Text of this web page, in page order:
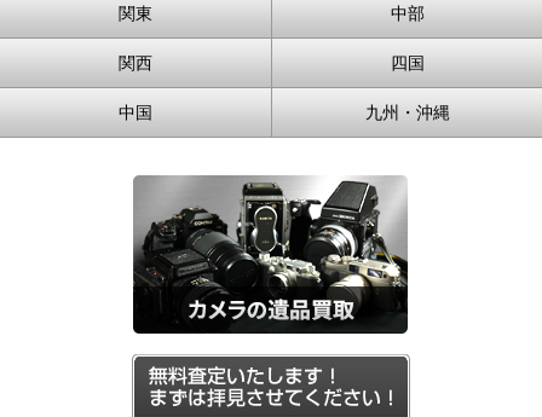
関東 中部
関西 四国
中国 九州・沖縄